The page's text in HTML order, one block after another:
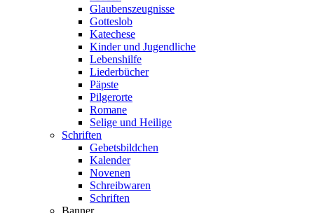
Glaubenszeugnisse
Gotteslob
Katechese
Kinder und Jugendliche
Lebenshilfe
Liederbücher
Päpste
Pilgerorte
Romane
Selige und Heilige
Schriften
Gebetsbildchen
Kalender
Novenen
Schreibwaren
Schriften
Banner